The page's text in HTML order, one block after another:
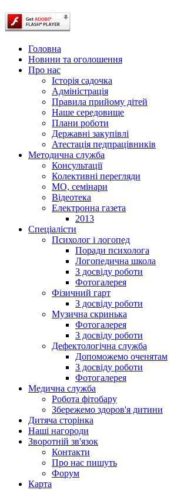
Головна
Новини та оголошення
Про нас
Історія садочка
Адміністрація
Правила прийому дітей
Наше середовище
Плани роботи
Державні закупівлі
Атестація педпрацівників
Методична служба
Консультації
Колективні перегляди
МО, семінари
Відеотека
Електронна газета
2013
Спеціалісти
Психолог і логопед
Поради психолога
Логопедична школа
З досвіду роботи
Фотогалерея
Фізичний гарт
З досвіду роботи
Музична скринька
Фотогалерея
З досвіду роботи
Дефектологічна служба
Допоможемо оченятам
З досвіду роботи
Фотогалерея
Медична служба
Робота фітобару
Збережемо здоров'я дитини
Дитяча сторінка
Наші нагороди
Зворотній зв'язок
Контакти
Про нас пишуть
Форум
Карта